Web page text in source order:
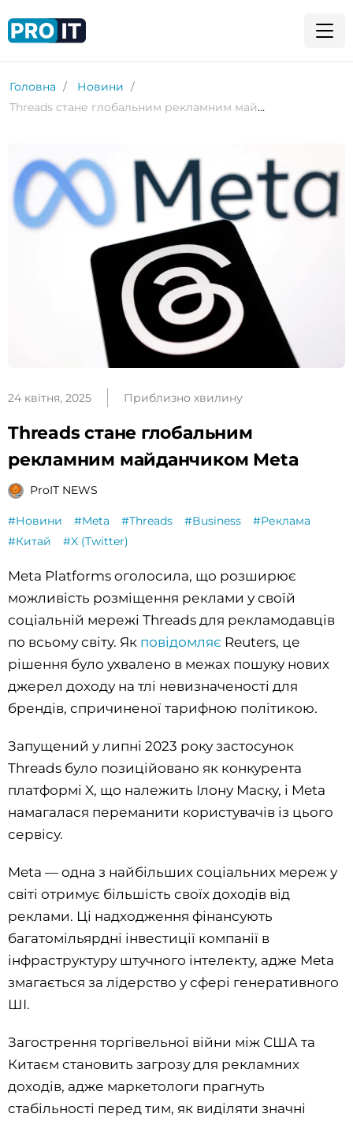
Головна
Новини
Threads стане глобальним рекламним майданчиком Meta
24 квітня, 2025 Приблизно хвилину
Threads стане глобальним
рекламним майданчиком Meta
ProIT NEWS
#Новини #Meta #Threads #Business
#Реклама
#Китай
#X (Twitter)
Meta Platforms оголосила, що розширює
можливість розміщення реклами у своїй
соціальній мережі Threads для рекламодавців
по всьому світу. Як повідомляє Reuters, це
рішення було ухвалено в межах пошуку нових
джерел доходу на тлі невизначеності для
брендів, спричиненої тарифною політикою.
Запущений у липні 2023 року застосунок
Threads було позиційовано як конкурента
платформі X, що належить Ілону Маску, і Meta
намагалася переманити користувачів із цього
сервісу.
Meta — одна з найбільших соціальних мереж у
світі отримує більшість своїх доходів від
реклами. Ці надходження фінансують
багатомільярдні інвестиції компанії в
інфраструктуру штучного інтелекту, адже Meta
змагається за лідерство у сфері генеративного
ШІ.
Загострення торгівельної війни між США та
Китаєм становить загрозу для рекламних
доходів, адже маркетологи прагнуть
стабільності перед тим, як виділяти значні